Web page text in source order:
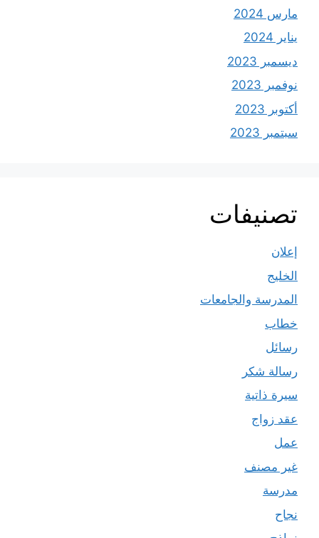
مارس 2024
يناير 2024
ديسمبر 2023
نوفمبر 2023
أكتوبر 2023
سبتمبر 2023
تصنيفات
إعلان
الخليج
المدرسة والجامعات
خطاب
رسائل
رسالة شكر
سيرة ذاتية
عقد زواج
عمل
غير مصنف
مدرسة
نجاح